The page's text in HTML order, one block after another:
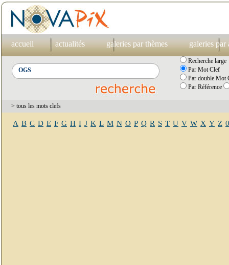
accueil actualités galeries par thèmes galeries par
Recherche large
Par Mot Clef
Par double Mot
Par Référence
> tous les mots clefs
A B C D E F G H I J K L M N O P Q R S T U V W X Y Z 0